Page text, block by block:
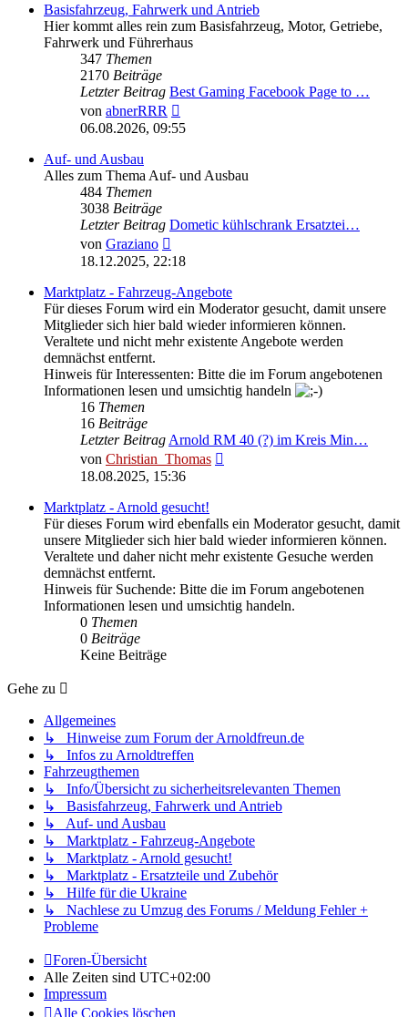
Basisfahrzeug, Fahrwerk und Antrieb
Hier kommt alles rein zum Basisfahrzeug, Motor, Getriebe,
Fahrwerk und Führerhaus
347 Themen
2170 Beiträge
Letzter Beitrag Best Gaming Facebook Page to …
von abnerRRR
Beitrag
06.08.2026, 09:55
Auf- und Ausbau
Alles zum Thema Auf- und Ausbau
484 Themen
3038 Beiträge
Letzter Beitrag Dometic kühlschrank Ersatztei…
von Graziano
Beitrag
18.12.2025, 22:18
Marktplatz - Fahrzeug-Angebote
Für dieses Forum wird ein Moderator gesucht, damit unsere
Mitglieder sich hier bald wieder informieren können.
Veraltete und nicht mehr existente Angebote werden
demnächst entfernt.
Hinweis für Interessenten: Bitte die im Forum angebotenen
Informationen lesen und umsichtig handeln
16 Themen
16 Beiträge
Letzter Beitrag Arnold RM 40 (?) im Kreis Min…
von Christian_Thomas
18.08.2025, 15:36
Marktplatz - Arnold gesucht!
Für dieses Forum wird ebenfalls ein Moderator gesucht, damit
unsere Mitglieder sich hier bald wieder informieren können.
Veraltete und daher nicht mehr existente Gesuche werden
demnächst entfernt.
Hinweis für Suchende: Bitte die im Forum angebotenen
Informationen lesen und umsichtig handeln.
0 Themen
0 Beiträge
Keine Beiträge
Gehe zu
Allgemeines
↳ Hinweise zum Forum der Arnoldfreun.de
↳ Infos zu Arnoldtreffen
Fahrzeugthemen
↳ Info/Übersicht zu sicherheitsrelevanten Themen
↳ Basisfahrzeug, Fahrwerk und Antrieb
↳ Auf- und Ausbau
↳ Marktplatz - Fahrzeug-Angebote
↳ Marktplatz - Arnold gesucht!
↳ Marktplatz - Ersatzteile und Zubehör
↳ Hilfe für die Ukraine
↳ Nachlese zu Umzug des Forums / Meldung Fehler +
Probleme
Foren-Übersicht
Alle Zeiten sind UTC+02:00
Impressum
Alle Cookies löschen